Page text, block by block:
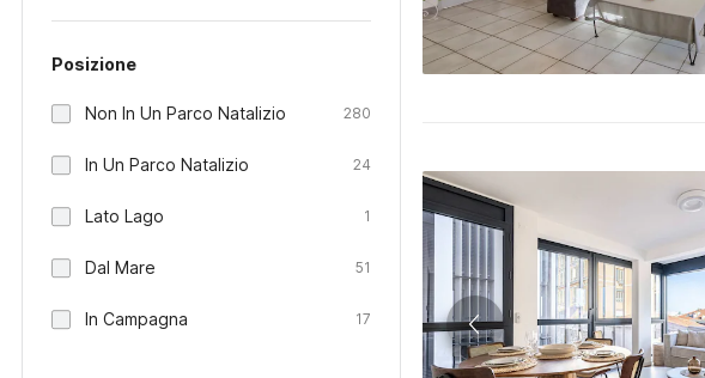
Posizione
Non In Un Parco Natalizio 280
In Un Parco Natalizio 24
Lato Lago 1
Dal Mare 51
In Campagna 17